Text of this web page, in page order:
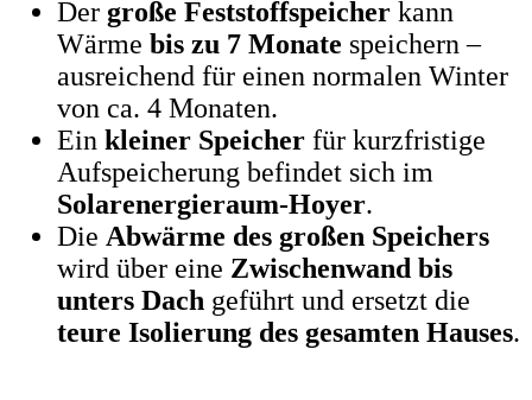
Der große Feststoffspeicher kann
Wärme bis zu 7 Monate speichern –
ausreichend für einen normalen Winter
von ca. 4 Monaten.
Ein kleiner Speicher für kurzfristige
Aufspeicherung befindet sich im
Solarenergieraum-Hoyer.
Die Abwärme des großen Speichers
wird über eine Zwischenwand bis
unters Dach geführt und ersetzt die
teure Isolierung des gesamten Hauses.